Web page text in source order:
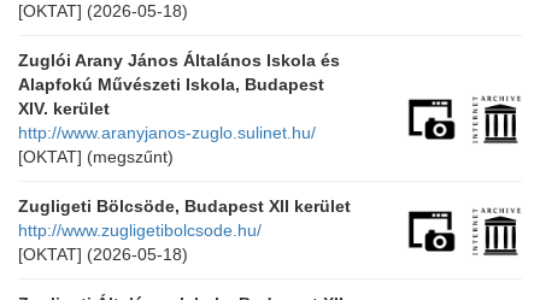
[OKTAT] (2026-05-18)
Zuglói Arany János Általános Iskola és
Alapfokú Művészeti Iskola, Budapest
XIV. kerület
http://www.aranyjanos-zuglo.sulinet.hu/
[OKTAT] (megszűnt)
Zugligeti Bölcsöde, Budapest XII kerület
http://www.zugligetibolcsode.hu/
[OKTAT] (2026-05-18)